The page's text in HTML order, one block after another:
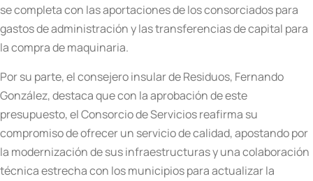
se completa con las aportaciones de los consorciados para
gastos de administración y las transferencias de capital para
la compra de maquinaria.
Por su parte, el consejero insular de Residuos, Fernando
González, destaca que con la aprobación de este
presupuesto, el Consorcio de Servicios reafirma su
compromiso de ofrecer un servicio de calidad, apostando por
la modernización de sus infraestructuras y una colaboración
técnica estrecha con los municipios para actualizar la